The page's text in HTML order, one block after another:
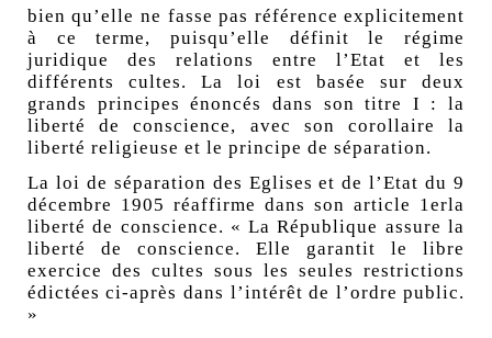
bien qu’elle ne fasse pas référence explicitement
à ce terme, puisqu’elle définit le régime
juridique des relations entre l’Etat et les
différents cultes. La loi est basée sur deux
grands principes énoncés dans son titre I : la
liberté de conscience, avec son corollaire la
liberté religieuse et le principe de séparation.
La loi de séparation des Eglises et de l’Etat du 9
décembre 1905 réaffirme dans son article 1erla
liberté de conscience. « La République assure la
liberté de conscience. Elle garantit le libre
exercice des cultes sous les seules restrictions
édictées ci-après dans l’intérêt de l’ordre public.
»